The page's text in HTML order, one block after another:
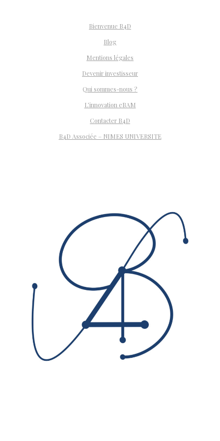
Bienvenue B4D
Blog
Mentions légales
Devenir investisseur
Qui sommes-nous ?
L’innovation eBAM
Contacter B4D
B4D Associée – NIMES UNIVERSITE